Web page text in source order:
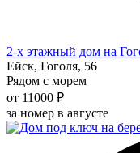
2-х этажный дом на
Ейск, Гоголя, 56
Рядом с морем
от 11000 ₽
за номер в августе